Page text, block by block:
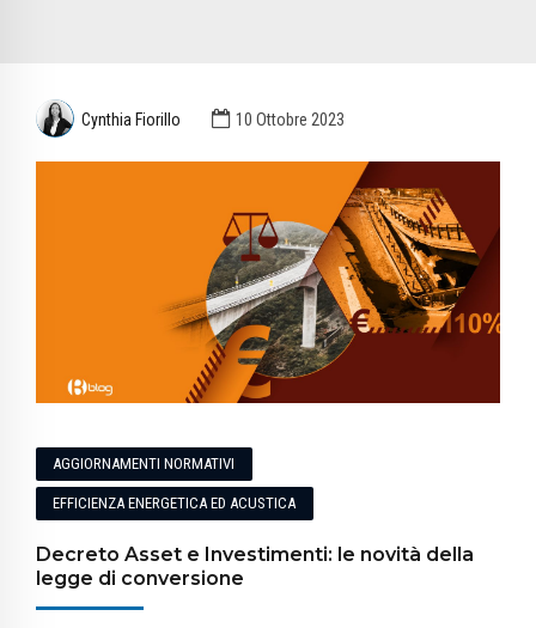
Cynthia Fiorillo 10 Ottobre 2023
AGGIORNAMENTI NORMATIVI
EFFICIENZA ENERGETICA ED ACUSTICA
Decreto Asset e Investimenti: le novità della
legge di conversione